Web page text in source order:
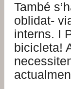
També
oblidat-
interns. I
bicicleta!